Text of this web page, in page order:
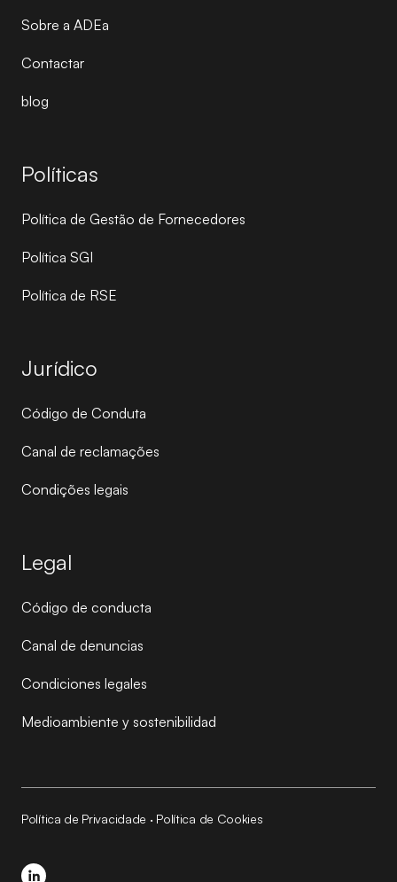
Sobre a ADEa
Contactar
blog
Políticas
Política de Gestão de Fornecedores
Política SGI
Política de RSE
Jurídico
Código de Conduta
Canal de reclamações
Condições legais
Legal
Código de conducta
Canal de denuncias
Condiciones legales
Medioambiente y sostenibilidad
Política de Privacidade · Política de Cookies